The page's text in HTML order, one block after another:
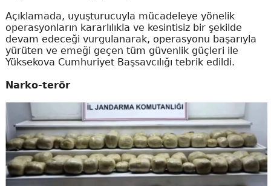
Açıklamada, uyuşturucuyla mücadeleye yönelik
operasyonların kararlılıkla ve kesintisiz bir şekilde
devam edeceği vurgulanarak, operasyonu başarıyla
yürüten ve emeği geçen tüm güvenlik güçleri ile
Yüksekova Cumhuriyet Başsavcılığı tebrik edildi.
Narko-terör